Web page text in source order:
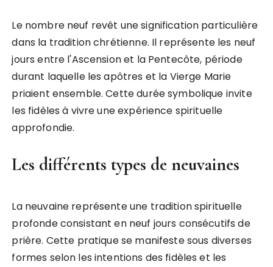
Le nombre neuf revêt une signification particulière
dans la tradition chrétienne. Il représente les neuf
jours entre l'Ascension et la Pentecôte, période
durant laquelle les apôtres et la Vierge Marie
priaient ensemble. Cette durée symbolique invite
les fidèles à vivre une expérience spirituelle
approfondie.
Les différents types de neuvaines
La neuvaine représente une tradition spirituelle
profonde consistant en neuf jours consécutifs de
prière. Cette pratique se manifeste sous diverses
formes selon les intentions des fidèles et les